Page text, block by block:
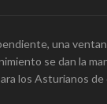
una
se dan la
los Asturianos